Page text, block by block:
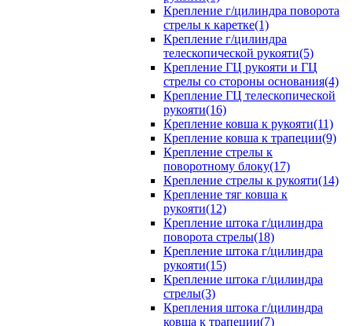
Крепление г/цилиндра поворота
стрелы к каретке(1)
Крепление г/цилиндра
телескопической рукояти(5)
Крепление ГЦ рукояти и ГЦ
стрелы со стороны основания(4)
Крепление ГЦ телескопической
рукояти(16)
Крепление ковша к рукояти(11)
Крепление ковша к трапеции(9)
Крепление стрелы к
поворотному блоку(17)
Крепление стрелы к рукояти(14)
Крепление тяг ковша к
рукояти(12)
Крепление штока г/цилиндра
поворота стрелы(18)
Крепление штока г/цилиндра
рукояти(15)
Крепление штока г/цилиндра
стрелы(3)
Крепления штока г/цилиндра
ковша к трапеции(7)